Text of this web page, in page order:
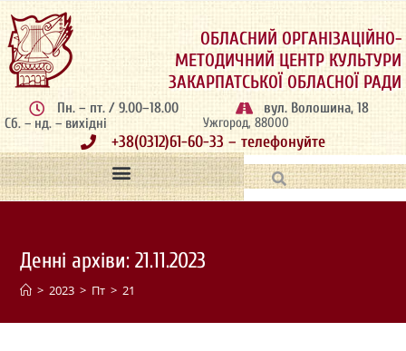
ОБЛАСНИЙ ОРГАНІЗАЦІЙНО-
МЕТОДИЧНИЙ ЦЕНТР КУЛЬТУРИ
ЗАКАРПАТСЬКОЇ ОБЛАСНОЇ РАДИ
Пн. – пт. / 9.00–18.00
Сб. – нд. – вихідні
вул. Волошина, 18
Ужгород, 88000
+38(0312)61-60-33 – телефонуйте
Денні архіви: 21.11.2023
> 2023 > Пт > 21